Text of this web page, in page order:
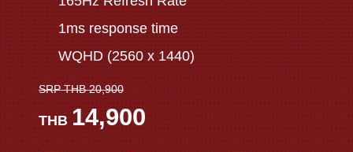
1ms response time
WQHD (2560 x 1440)
SRP THB 20,900
THB 14,900